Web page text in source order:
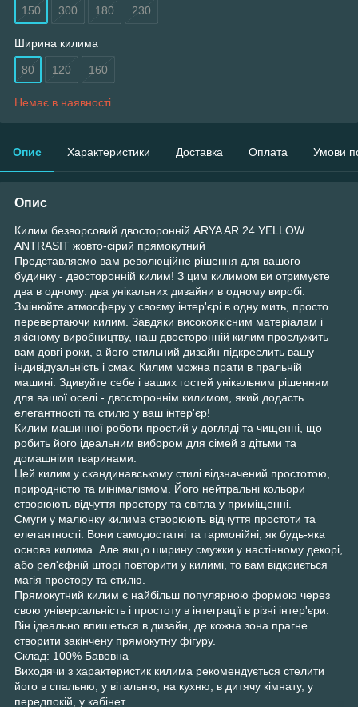
150 300 180 230
Ширина килима
80 120 160
Немає в наявності
Опис Характеристики Доставка Оплата Умови
Опис
Килим безворсовий двосторонній ARYA AR 24 YELLOW
ANTRASIT жовто-сірий прямокутний
Представляємо вам революційне рішення для вашого
будинку - двосторонній килим! З цим килимом ви отримуєте
два в одному: два унікальних дизайни в одному виробі.
Змінюйте атмосферу у своєму інтер'єрі в одну мить, просто
перевертаючи килим. Завдяки високоякісним матеріалам і
якісному виробництву, наш двосторонній килим прослужить
вам довгі роки, а його стильний дизайн підкреслить вашу
індивідуальність і смак. Килим можна прати в пральній
машині. Здивуйте себе і ваших гостей унікальним рішенням
для вашої оселі - двостороннім килимом, який додасть
елегантності та стилю у ваш інтер'єр!
Килим машинної роботи простий у догляді та чищенні, що
робить його ідеальним вибором для сімей з дітьми та
домашніми тваринами.
Цей килим у скандинавському стилі відзначений простотою,
природністю та мінімалізмом. Його нейтральні кольори
створюють відчуття простору та світла у приміщенні.
Смуги у малюнку килима створюють відчуття простоти та
елегантності. Вони самодостатні та гармонійні, як будь-яка
основа килима. Але якщо ширину смужки у настінному декорі,
або рел'єфній шторі повторити у килимі, то вам відкриється
магія простору та стилю.
Прямокутний килим є найбільш популярною формою через
свою універсальність і простоту в інтеграції в різні інтер'єри.
Він ідеально впишеться в дизайн, де кожна зона прагне
створити закінчену прямокутну фігуру.
Склад: 100% Бавовна
Виходячи з характеристик килима рекомендується стелити
його в спальню, у вітальню, на кухню, в дитячу кімнату, у
передпокій, у кабінет.